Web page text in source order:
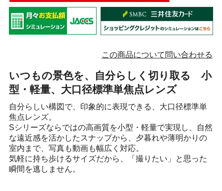
この商品について問い合わせる
いつもの景色を、自分らしく切り取る 小
型・軽量、大口径標準単焦点レンズ
自分らしい構図で、印象的に表現できる、大口径標準単
焦点レンズ。
Sシリーズならではの高画質を小型・軽量で実現し、自然
な遠近感を活かしたスナップから、夕暮れや薄明かりの
室内まで、写真も動画も幅広く対応。
気軽に持ち歩けるサイズだから、「撮りたい」と思った
瞬間を逃しません。